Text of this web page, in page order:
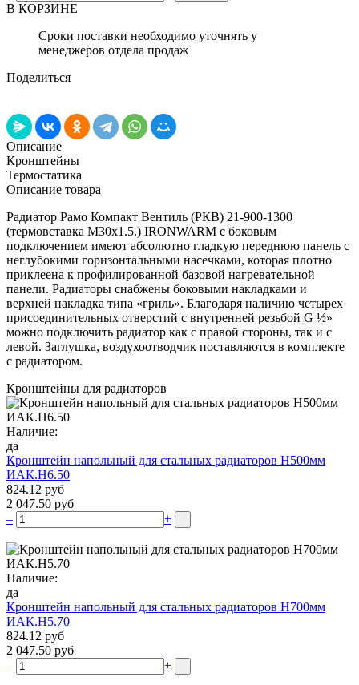
В КОРЗИНЕ
Сроки поставки необходимо уточнять у
менеджеров отдела продаж
Поделиться
Описание
Кронштейны
Термостатика
Описание товара
Радиатор Рамо Компакт Вентиль (РКВ) 21-900-1300
(термовставка М30х1.5.) IRONWARM с боковым
подключением имеют абсолютно гладкую переднюю панель с
неглубокими горизонтальными насечками, которая плотно
приклеена к профилированной базовой нагревательной
панели. Радиаторы снабжены боковыми накладками и
верхней накладка типа «гриль». Благодаря наличию четырех
присоединительных отверстий с внутренней резьбой G ½»
можно подключить радиатор как с правой стороны, так и с
левой. Заглушка, воздухоотводчик поставляются в комплекте
с радиатором.
Кронштейны для радиаторов
Наличие:
да
Кронштейн напольный для стальных радиаторов Н500мм
ИАК.Н6.50
824.12 руб
2 047.50 руб
–
+
Наличие:
да
Кронштейн напольный для стальных радиаторов Н700мм
ИАК.Н5.70
824.12 руб
2 047.50 руб
–
+